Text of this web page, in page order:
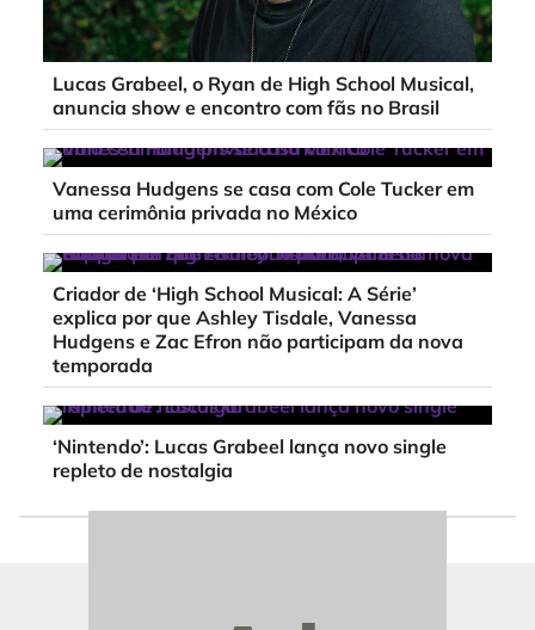
Lucas Grabeel, o Ryan de High School Musical,
anuncia show e encontro com fãs no Brasil
Vanessa Hudgens se casa com Cole Tucker em
uma cerimônia privada no México
Criador de ‘High School Musical: A Série’
explica por que Ashley Tisdale, Vanessa
Hudgens e Zac Efron não participam da nova
temporada
‘Nintendo’: Lucas Grabeel lança novo single
repleto de nostalgia